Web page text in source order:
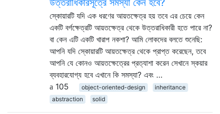
স্কোয়ারটি যদি এক ধরণের আয়তক্ষেত্র হয় তবে এর চেয়ে কেন
একটি বর্গক্ষেত্রটি আয়তক্ষেত্র থেকে উত্তরাধিকারী হতে পারে না?
বা কেন এটি একটি খারাপ নকশা? আমি লোকদের বলতে শুনেছি:
আপনি যদি স্কোয়ারটি আয়তক্ষেত্র থেকে প্রাপ্ত করেছেন, তবে
আপনি যে কোনও আয়তক্ষেত্রের প্রত্যাশা করেন সেখানে স্কয়ার
ব্যবহারযোগ্য হবে এখানে কি সমস্যা? এবং …
105
object-oriented-design
inheritance
abstraction
solid